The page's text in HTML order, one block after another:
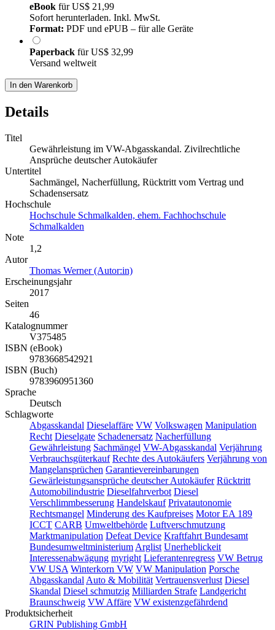
eBook fürUS$ 21,99
Sofort herunterladen. Inkl. MwSt.
Format: PDF und ePUB – für alle Geräte
Paperback fürUS$ 32,99
Versand weltweit
In den Warenkorb
Details
Titel
Gewährleistung im VW-Abgasskandal. Zivilrechtliche
Ansprüche deutscher Autokäufer
Untertitel
Sachmängel, Nacherfüllung, Rücktritt vom Vertrag und
Schadensersatz
Hochschule
Hochschule Schmalkalden, ehem. Fachhochschule
Schmalkalden
Note
1,2
Autor
Thomas Werner (Autor:in)
Erscheinungsjahr
2017
Seiten
46
Katalognummer
V375485
ISBN (eBook)
9783668542921
ISBN (Buch)
9783960951360
Sprache
Deutsch
Schlagworte
Abgasskandal Dieselaffäre VW Volkswagen Manipulation
Recht Dieselgate Schadenersatz Nacherfüllung
Gewährleistung Sachmängel VW-Abgasskandal Verjährung
Verbrauchsgüterkauf Rechte des Autokäufers Verjährung von
Mangelansprüchen Garantievereinbarungen
Gewärleistungsansprüche deutscher Autokäufer Rücktritt
Automobilindustrie Dieselfahrverbot Diesel
Verschlimmbesserung Handelskauf Privatautonomie
Rechtsmangel Minderung des Kaufpreises Motor EA 189
ICCT CARB Umweltbehörde Luftverschmutzung
Marktmanipulation Defeat Device Kraftfahrt Bundesamt
Bundesumweltministerium Arglist Unerheblickeit
Interessenabwägung myright Lieferantenregress VW Betrug
VW USA Winterkorn VW VW Manipulation Porsche
Abgasskandal Auto & Mobilität Vertrauensverlust Diesel
Skandal Diesel schmutzig Milliarden Strafe Landgericht
Braunschweig VW Affäre VW existenzgefährdend
Produktsicherheit
GRIN Publishing GmbH